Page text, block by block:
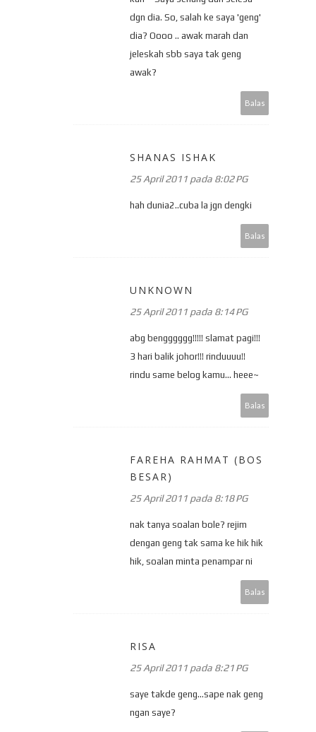
dgn dia. So, salah ke saya 'geng'
dia? Oooo .. awak marah dan
jeleskah sbb saya tak geng
awak?
Balas
SHANAS ISHAK
25 April 2011 pada 8:02 PG
hah dunia2..cuba la jgn dengki
Balas
UNKNOWN
25 April 2011 pada 8:14 PG
abg bengggggg!!!!! slamat pagi!!!
3 hari balik johor!!! rinduuuu!!
rindu same belog kamu... heee~
Balas
FAREHA RAHMAT (BOS
BESAR)
25 April 2011 pada 8:18 PG
nak tanya soalan bole? rejim
dengan geng tak sama ke hik hik
hik, soalan minta penampar ni
Balas
RISA
25 April 2011 pada 8:21 PG
saye takde geng...sape nak geng
ngan saye?